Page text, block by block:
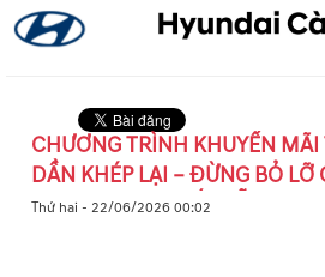
CHƯƠNG TRÌNH KHUYẾN
DẦN KHÉP LẠI – ĐỪNG BỎ LỠ
XE VỚI ƯU ĐÃI HẤP DẪN
Thứ hai - 22/06/2026 00:02